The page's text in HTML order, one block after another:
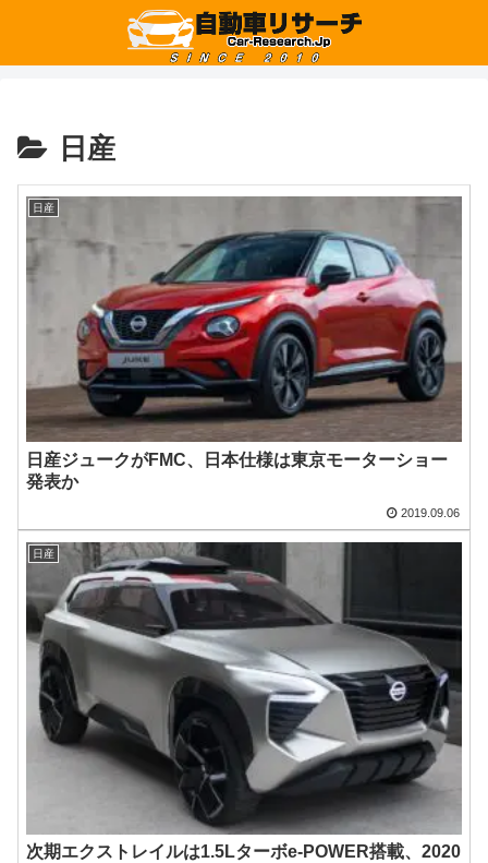
日産
日産
日産ジュークがFMC、日本仕様は東京モーターショー
発表か
2019.09.06
日産
次期エクストレイルは1.5Lターボe-POWER搭載、2020